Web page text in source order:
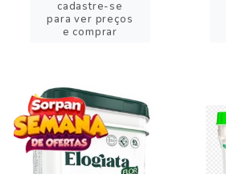
cadastre-se
para ver preços
e comprar